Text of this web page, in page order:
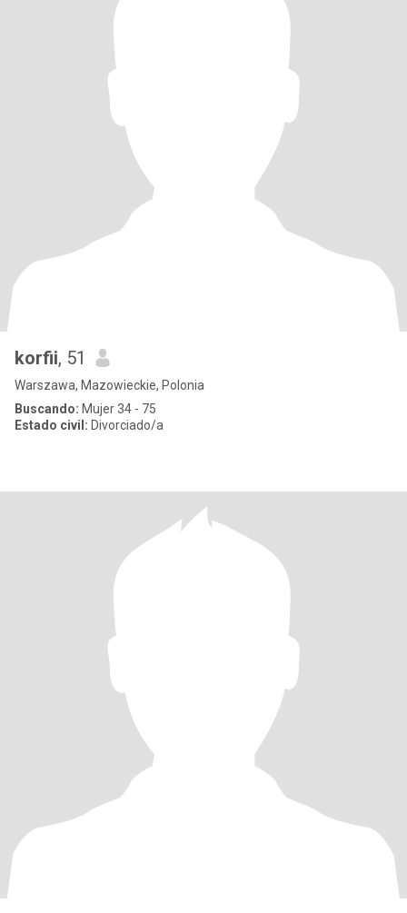
korfii, 51
Warszawa, Mazowieckie, Polonia
Buscando: Mujer 34 - 75
Estado civil: Divorciado/a